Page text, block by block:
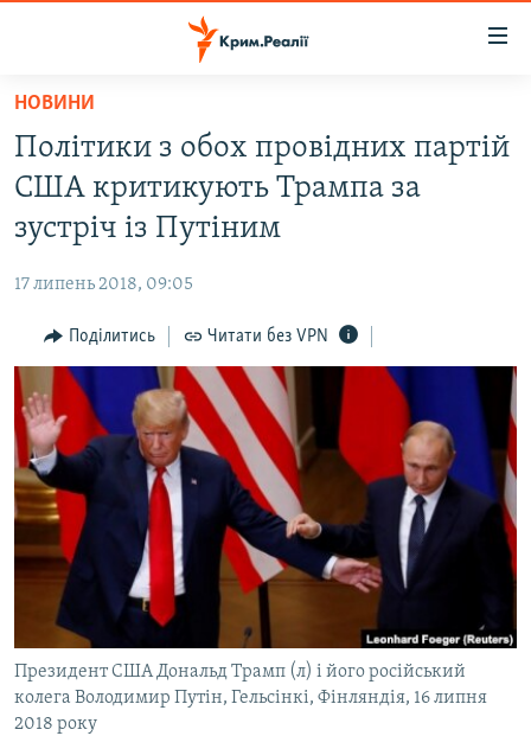
Перейти
основного
матеріалу
до
основної
Перейти
до
пошуку
ВІДЕО ТА ФОТО
БЛОГИ
ПОГЛЯД
ІНТЕРВ'Ю
ВСЕ ЗА ДЕНЬ
СПЕЦПРОЕКТИ
ДЕПОРТАЦІЯ
ВІДЕОУРОКИ «ELIFBE»
СВІДЧЕННЯ ОКУПАЦІЇ
УКРАЇНСЬКА ПРОБЛЕМА КРИМУ
ІНФОГРАФІКА
ЯК ОБІЙТИ БЛОКУВАННЯ
Русский
Qırımtatar
ДОЛУЧАЙСЯ!
НОВИНИ
Політики з обох провідних партій
США критикують Трампа за
зустріч із Путіним
17 липень 2018, 09:05
Поділитись Читати без VPN
Президент США Дональд Трамп (л) і його російський
колега Володимир Путін, Гельсінкі, Фінляндія, 16 липня
2018 року